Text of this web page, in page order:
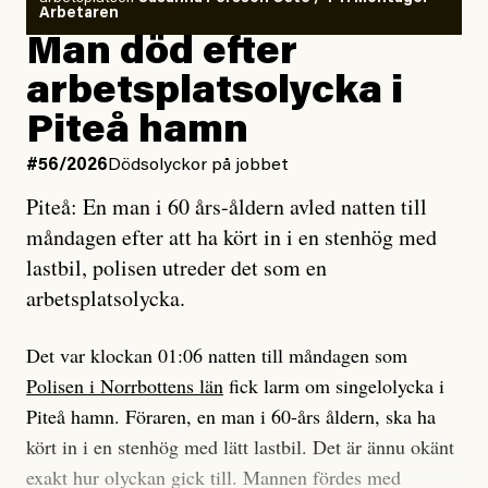
Vem är det som Dagens ETC skriver för?
Vad betyder det att vara en röd, grön och oberoende
tidning?
Vad är bra journalistik?
Ett försök till korta svar som jag hoppas kan förtydliga
för Kuhn och Sassarinis-McGowan och andra hur jag
som chefredaktör ser på Dagens ETC:s uppdrag och
roll.
Vi skriver för våra läsare som vill bli informerade,
överraskade, bekräftade, utmanade – och som kräver
att vi granskar allt och alla.
Vi är som sagt en röd, grön och oberoende tidning.
så säger jag tvärtemot.
Jag lärde mig renovera
enligt uråldrig metod
och lade min sista ungdom
på att laga en gammal bod.
Jag sökte ljuset och meningen,
efter det som var rent, rätt och sant,
och aldrig såg jag det klarare än
när jag ombord på bussen hjälpte en tant.
#23/2026Intervjun
Jesper Lundby: ”Livet i sig
är ganska politiskt”
Arbetaren
Man död efter
arbetsplatsolycka i
Piteå hamn
#56/2026 Dödsolyckor på jobbet
Piteå: En man i 60 års-åldern avled natten till
måndagen efter att ha kört in i en stenhög med
lastbil, polisen utreder det som en
arbetsplatsolycka.
Det var klockan 01:06 natten till måndagen som
Polisen i Norrbottens län fick larm om singelolycka i
Piteå hamn. Föraren, en man i 60-års åldern, ska ha
kört in i en stenhög med lätt lastbil. Det är ännu okänt
exakt hur olyckan gick till. Mannen fördes med